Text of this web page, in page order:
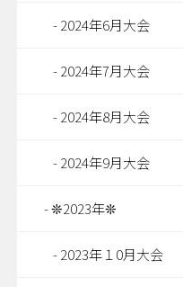
2024年6月大会
2024年7月大会
2024年8月大会
2024年9月大会
❊2023年❊
2023年１0月大会